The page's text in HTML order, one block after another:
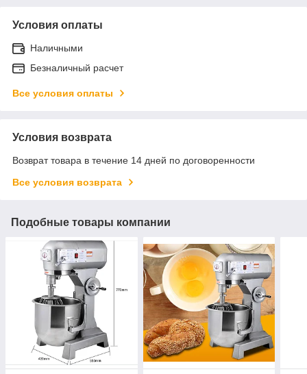
Условия оплаты
Наличными
Безналичный расчет
Все условия оплаты
Условия возврата
Возврат товара в течение 14 дней по договоренности
Все условия возврата
Подобные товары компании